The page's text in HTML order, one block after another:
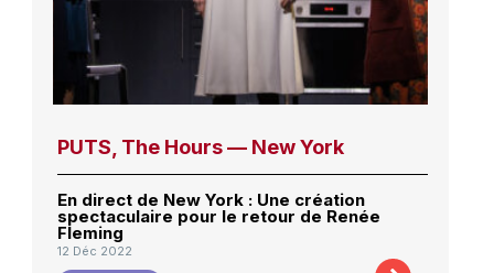
PUTS, The Hours — New York
En direct de New York : Une création
spectaculaire pour le retour de Renée
Fleming
12 Déc 2022